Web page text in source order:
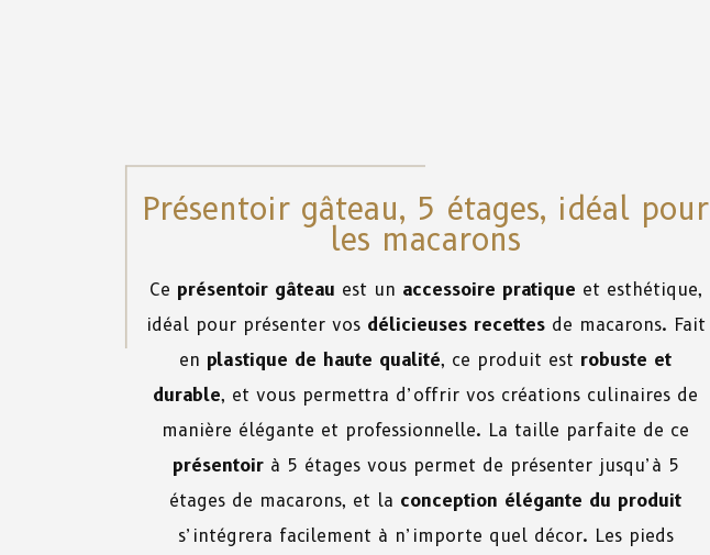
Présentoir gâteau, 5 étages, idéal pour
les macarons
Ce présentoir gâteau est un accessoire pratique et esthétique,
idéal pour présenter vos délicieuses recettesde macarons. Fait
en plastique de haute qualité, ce produit est robuste et
durable, et vous permettra d’offrir vos créations culinaires de
manière élégante et professionnelle. La taille parfaite de ce
présentoirà 5 étages vous permet de présenter jusqu’à 5
étages de macarons, et la conception élégante du produit
s’intégrera facilement à n’importe quel décor. Les pieds